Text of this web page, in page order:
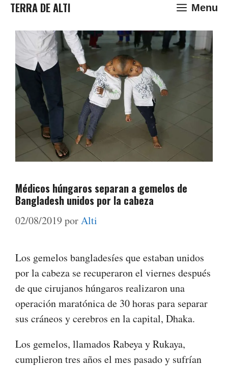
Saltar
contenido
TERRA DE ALTI Menu
Médicos húngaros separan a gemelos de
Bangladesh unidos por la cabeza
02/08/2019 porAlti
Los gemelos bangladesíes que estaban unidos
por la cabeza se recuperaron el viernes después
de que cirujanos húngaros realizaron una
operación maratónica de 30 horas para separar
sus cráneos y cerebros en la capital, Dhaka.
Los gemelos, llamados Rabeya y Rukaya,
cumplieron tres años el mes pasado y sufrían